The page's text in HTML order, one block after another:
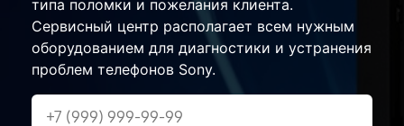
типа поломки и пожелания клиента.
Сервисный центр располагает всем нужным
оборудованием для диагностики и устранения
проблем телефонов Sony.